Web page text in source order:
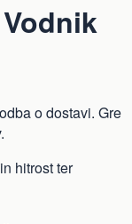
Vodnik
o dostavi. Gre
hitrost ter